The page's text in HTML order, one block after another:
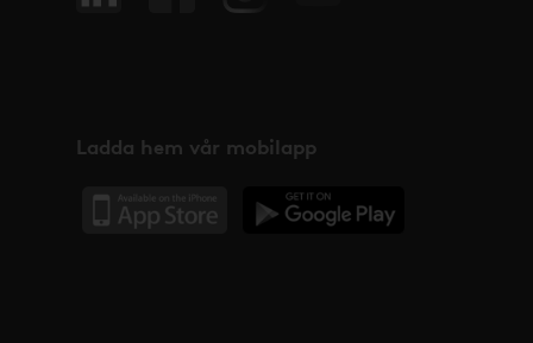
Ladda hem vår mobilapp